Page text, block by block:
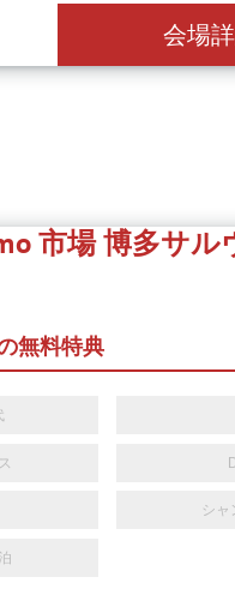
会場
市場 博多サル
無料特典
シャ